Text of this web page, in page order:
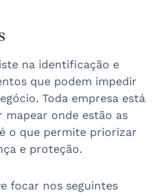
na identificação e
que podem impedir
Toda empresa está
mapear onde estão as
o que permite priorizar
e proteção.
focar nos seguintes